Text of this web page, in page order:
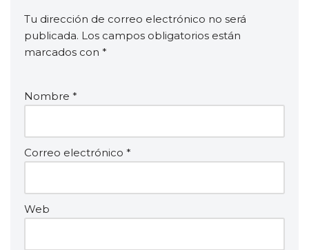
Tu dirección de correo electrónico no será
publicada. Los campos obligatorios están
marcados con *
Nombre *
Correo electrónico *
Web